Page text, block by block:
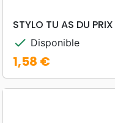
STYLO TU AS DU
check Disponible
Prix
1,58 €